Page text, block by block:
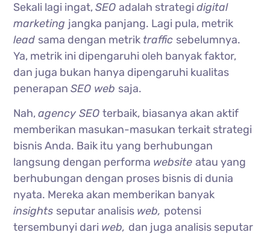
Sekali lagi ingat,SEOadalah strategidigital
marketing jangka panjang. Lagi pula, metrik
lead sama dengan metrik traffic sebelumnya.
Ya, metrik ini dipengaruhi oleh banyak faktor,
dan juga bukan hanya dipengaruhi kualitas
penerapanSEO web saja.
Nah,agency SEOterbaik, biasanya akan aktif
memberikan masukan-masukan terkait strategi
bisnis Anda. Baik itu yang berhubungan
langsung dengan performa websiteatau yang
berhubungan dengan proses bisnis di dunia
nyata. Mereka akan memberikan banyak
insights seputar analisis web, potensi
tersembunyi dari web, dan juga analisis seputar